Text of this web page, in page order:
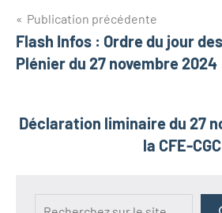
Publication précédente
Flash Infos : Ordre du jour
Plénier du 27 novembre 2024
Déclaration liminaire du 27
la CFE-
Rechercher